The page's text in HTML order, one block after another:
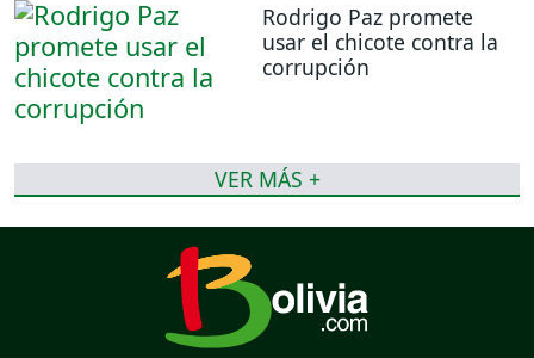
Rodrigo Paz promete
usar el chicote contra la
corrupción
VER MÁS +